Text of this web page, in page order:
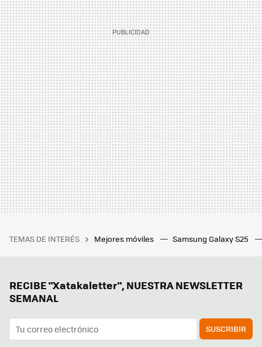
TEMAS DE INTERÉS Mejores móviles Samsung Galaxy S25
RECIBE "Xatakaletter", NUESTRA NEWSLETTER
SEMANAL
SUSCRIBIR